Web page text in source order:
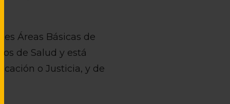
Áreas Básicas de
de Salud y está
o Justicia, y de